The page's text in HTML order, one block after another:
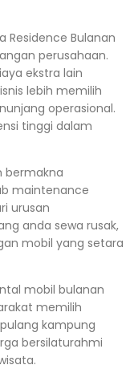
Residence Bulanan
perusahaan.
ekstra lain
lebih memilih
operasional.
tinggi dalam
bermakna
maintenance
urusan
anda sewa rusak,
mobil yang setara
mobil bulanan
memilih
kampung
bersilaturahmi